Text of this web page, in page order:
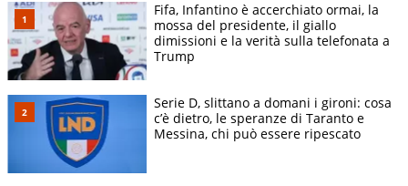
Fifa, Infantino è accerchiato ormai, la
mossa del presidente, il giallo
dimissioni e la verità sulla telefonata a
Trump
Serie D, slittano a domani i gironi: cosa
c’è dietro, le speranze di Taranto e
Messina, chi può essere ripescato